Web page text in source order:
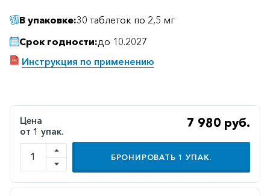
Желудочно-
кишечные
Иммунодепрессанты
Иммуностимуляторы
В упаковке:30 таблеток по 2,5 мг
Срок годности:до 10.2027
Инструкция по применению
Цена
от 1 упак.
7 980 руб.
БРОНИРОВАТЬ 1 УПАК.